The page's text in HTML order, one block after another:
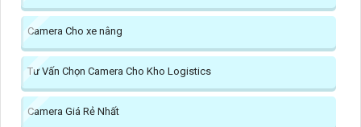
Camera Cho xe nâng
Tư Vấn Chọn Camera Cho Kho Logistics
Camera Giá Rẻ Nhất